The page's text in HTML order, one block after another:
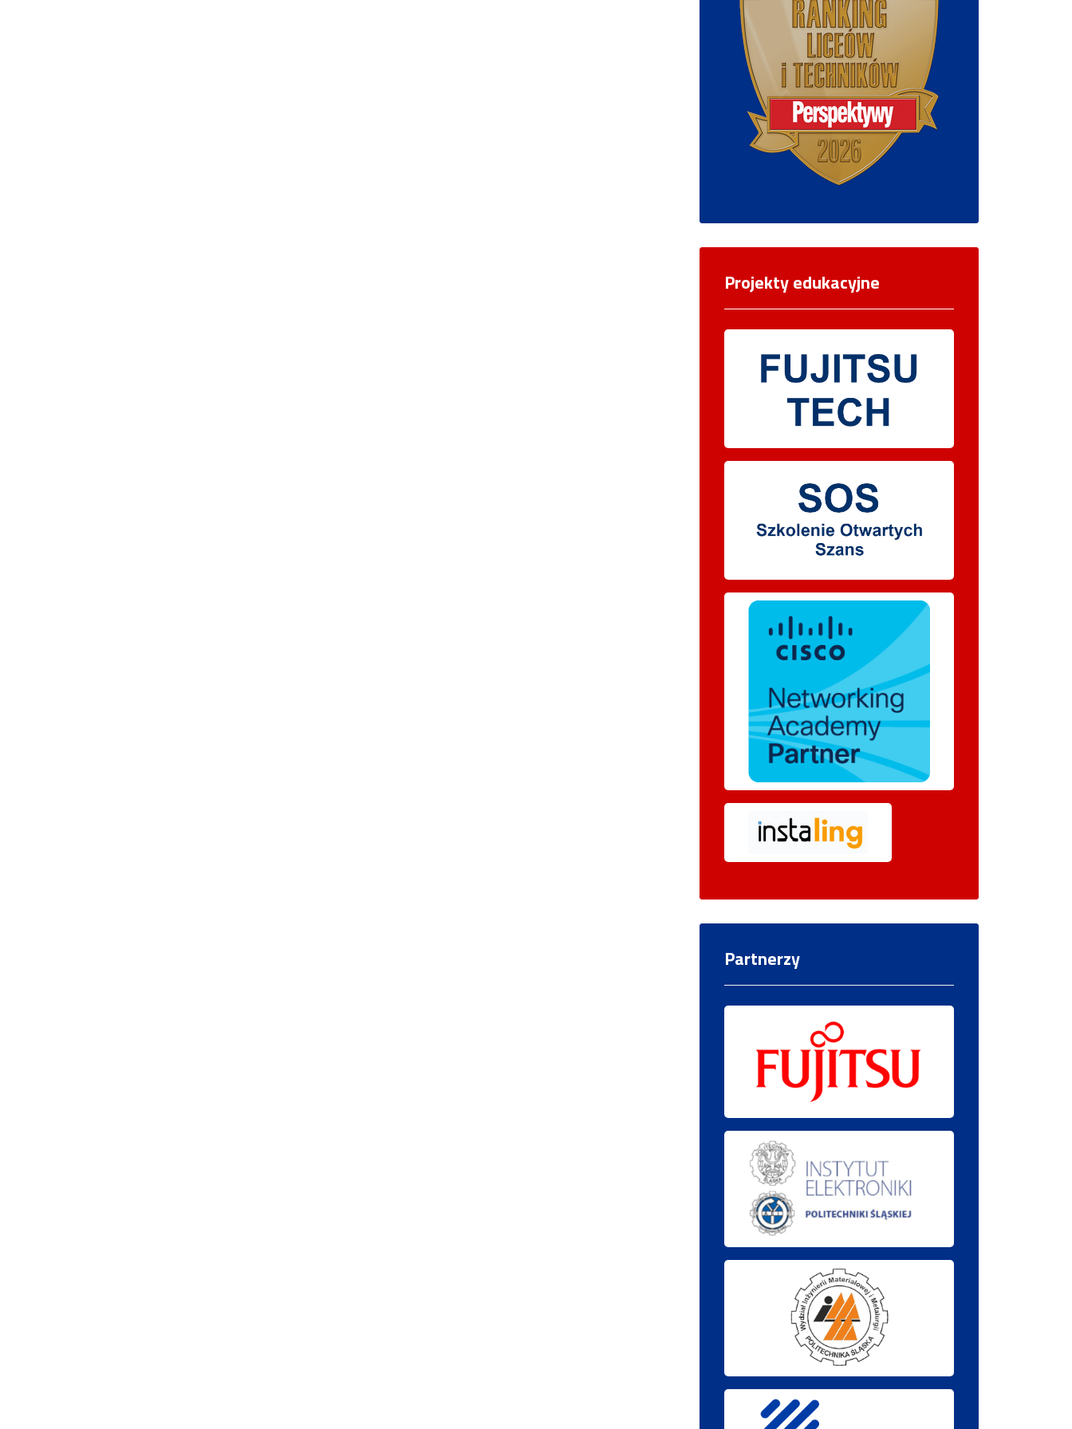
Projekty edukacyjne
Partnerzy